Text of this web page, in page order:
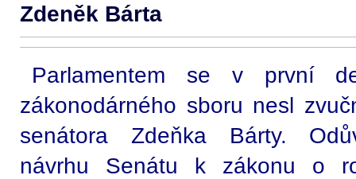
Zdeněk Bárta
Parlamentem se v první
zákonodárného sboru nesl
senátora Zdeňka Bárty.
návrhu Senátu k zákonu o